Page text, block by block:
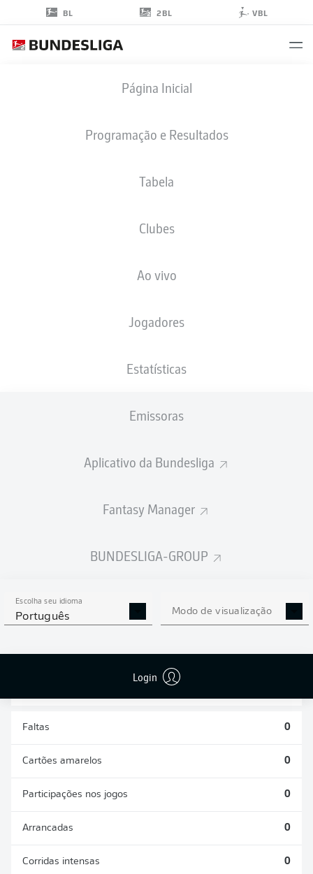
BL 2BL VBL
Página Inicial
Programação e Resultados
Tabela
Clubes
Ao vivo
Jogadores
Estatísticas
Emissoras
Aplicativo da Bundesliga
Fantasy Manager
BUNDESLIGA-GROUP
Escolha seu idioma
Português Modo de visualização
Login
ESTATÍSTICAS DA
TEMPORADA 2018/2019
ÁREAS
Faltas 0
Cartões amarelos 0
Participações nos jogos 0
Arrancadas 0
Corridas intensas 0